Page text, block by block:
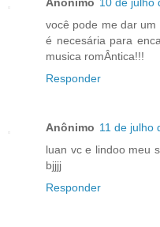
você pode me dar um
é necesária para
musica romÂntica!!!
Responder
Anônimo 11 de julho
luan vc e lindoo meu
bjjjj
Responder